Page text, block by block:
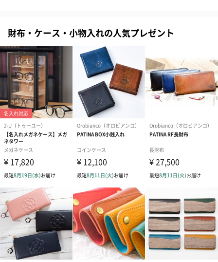
フラワーテディベア
（2,390円）
テディベア（バニラ）
（1,760円）
テディベア（
紅茶・コーヒー・スイーツ
紅茶・コーヒー・スイーツを同梱してお届けいたします。ギフト
財布・ケース・小物入れの人気プレゼント